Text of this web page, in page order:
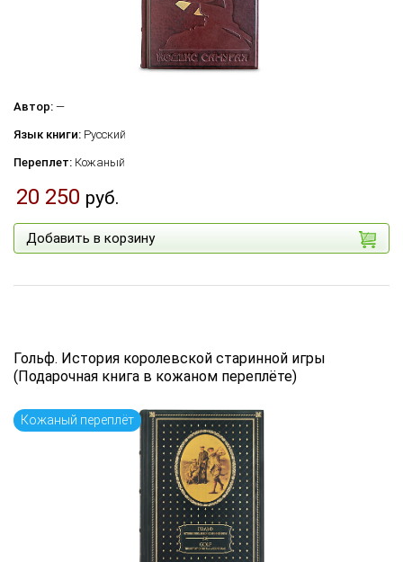
Автор: —
Язык книги: Русский
Переплет: Кожаный
20 250 руб.
Добавить в корзину
Гольф. История королевской старинной игры
(Подарочная книга в кожаном переплёте)
Кожаный переплёт